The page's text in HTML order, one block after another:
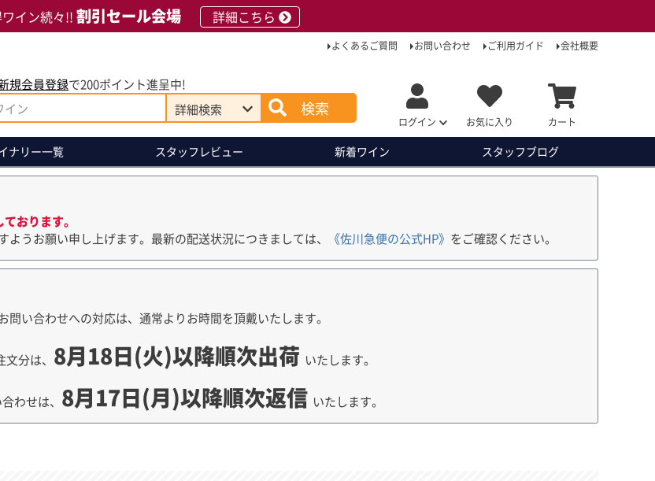
イン続々!! 割引セール会場 詳細こちら
規会員登録で200ポイント進呈中!
詳細検索 検索
ログイン お気に入り カート
よくあるご質問 お問い合わせ ご利用ガイド 会社概要
ナリー一覧 スタッフレビュー 新着ワイン スタッフブログ
おります。
うお願い申し上げます。最新の配送状況につきましては、
《佐川急便の公式HP》 をご確認ください。
い合わせへの対応は、通常よりお時間を頂戴いたします。
分は、 8月18日(火)以降順次出荷 いたします。
わせは、 8月17日(月)以降順次返信 いたします。